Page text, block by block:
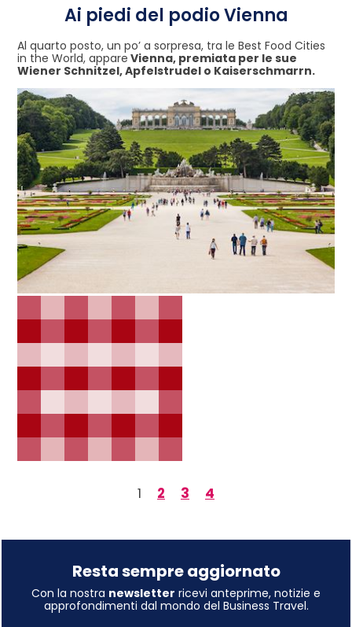
Ai piedi del podio Vienna
Al quarto posto, un po’ a sorpresa, tra le Best Food Cities
in the World, appare Vienna, premiata per le sue
Wiener Schnitzel, Apfelstrudel o Kaiserschmarrn.
1 2 3 4
Resta sempre aggiornato
Con la nostra newsletter ricevi anteprime, notizie e
approfondimenti dal mondo del Business Travel.